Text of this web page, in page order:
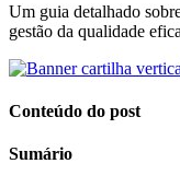
Um guia detalhado
gestão da qualidade
Conteúdo do post
Sumário